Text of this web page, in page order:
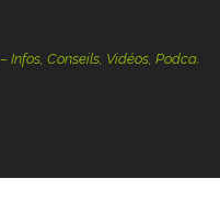
Vidéos, Podcasts – 100